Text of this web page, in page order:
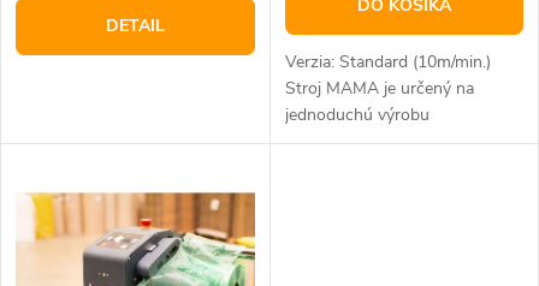
d
u
k
t
d
k
DETAIL
DO KOŠÍKA
Verzia: Standard (10m/min.)
Stroj MAMA je určený na
jednoduchú výrobu
vzduchových vankúšikov.